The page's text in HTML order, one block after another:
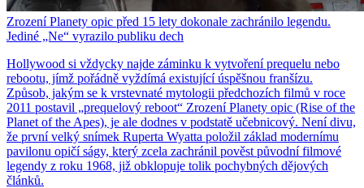
Zrození Planety opic před 15 lety dokonale zachránilo legendu.
Jediné „Ne“ vyrazilo publiku dech
Hollywood si vždycky najde záminku k vytvoření prequelu nebo
rebootu, jímž pořádně vyždímá existující úspěšnou franšízu.
Způsob, jakým se k vrstevnaté mytologii předchozích filmů v roce
2011 postavil „prequelový reboot“ Zrození Planety opic (Rise of the
Planet of the Apes), je ale dodnes v podstatě učebnicový. Není divu,
že první velký snímek Ruperta Wyatta položil základ modernímu
pavilonu opičí ságy, který zcela zachránil pověst původní filmové
legendy z roku 1968, již obklopuje tolik pochybných dějových
článků.